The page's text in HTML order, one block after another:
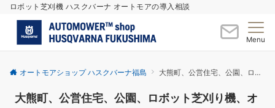
ロボット芝刈機 ハスクバーナ オートモアの導入相談
Menu
オートモアショップ ハスクバーナ福島 大熊町、公営住宅、公園、ロボット芝刈り機、オートモア435XAWD、青葉造園土木
大熊町、公営住宅、公園、ロボット芝刈り機、オ